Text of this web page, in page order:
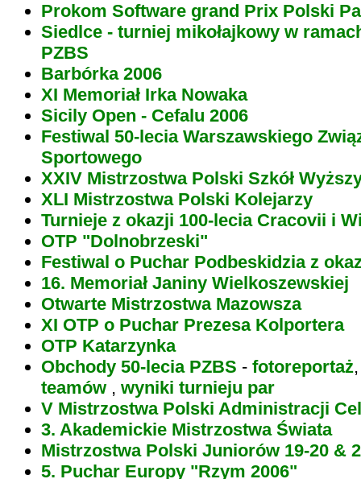
Prokom Software grand Prix Polski
Siedlce - turniej mikołajkowy w
PZBS
Barbórka 2006
XI Memoriał Irka Nowaka
Sicily Open - Cefalu 2006
Festiwal 50-lecia Warszawskiego
Sportowego
XXIV Mistrzostwa Polski Szkół
XLI Mistrzostwa Polski Kolejarzy
Turnieje z okazji 100-lecia Cracovii i
OTP "Dolnobrzeski"
Festiwal o Puchar Podbeskidzia z
16. Memoriał Janiny Wielkoszewskiej
Otwarte Mistrzostwa Mazowsza
XI OTP o Puchar Prezesa Kolportera
OTP Katarzynka
Obchody 50-lecia PZBS - fotoreportaż
teamów , wyniki turnieju par
V Mistrzostwa Polski Administracji
3. Akademickie Mistrzostwa Świata
Mistrzostwa Polski Juniorów 19-20 &
5. Puchar Europy "Rzym 2006"